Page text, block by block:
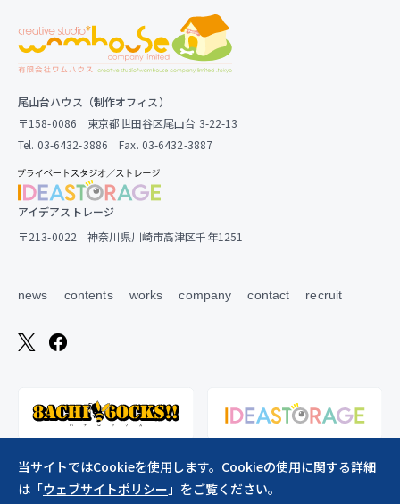
尾山台ハウス（制作オフィス）
〒158-0086 東京都世田谷区尾山台 3-22-13
Tel. 03-6432-3886 Fax. 03-6432-3887
アイデアストレージ
〒213-0022 神奈川県川崎市高津区千年1251
news contents works company contact recruit
当サイトではCookieを使用します。Cookieの使用に関する詳細
は「ウェブサイトポリシー」をご覧ください。